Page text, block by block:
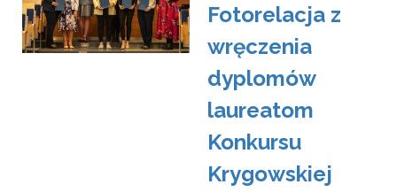
Fotorelacja z
wręczenia
dyplomów
laureatom
Konkursu
Krygowskiej